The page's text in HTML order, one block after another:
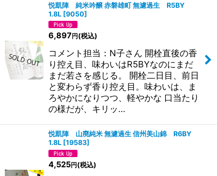
悦凱陣 純米吟醸 赤磐雄町 無濾過生 R5BY
1.8L [9050]
6,897 円 (税込)
コメント担当：N子さん 開栓直後の香
り控え目、味わいはR5BYなのにまだ
まだ若さを感じる。 開栓二日目、前日
と変わらず香り控え目。味わいは、ま
ろやかになりつつ、軽やかな 口当たり
の様だが、キリッ…
悦凱陣 山廃純米 無濾過生 信州美山錦 R6BY
1.8L [19583]
4,525円 (税込)